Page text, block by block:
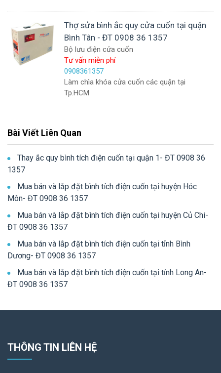
Thợ sửa bình ắc quy cửa cuốn tại quận
Bình Tân - ĐT 0908 36 1357
Bộ lưu điện cửa cuốn
Tư vấn miễn phí
0908361357
Làm chìa khóa cửa cuốn các quận tại
Tp.HCM
Bài Viết Liên Quan
Thay ắc quy bình tích điện cuốn tại quận 1- ĐT 0908 36
1357
Mua bán và lắp đặt bình tích điện cuốn tại huyện Hóc
Môn- ĐT 0908 36 1357
Mua bán và lắp đặt bình tích điện cuốn tại huyện Củ Chi-
ĐT 0908 36 1357
Mua bán và lắp đặt bình tích điện cuốn tại tỉnh Bình
Dương- ĐT 0908 36 1357
Mua bán và lắp đặt bình tích điện cuốn tại tỉnh Long An-
ĐT 0908 36 1357
THÔNG TIN LIÊN HỆ